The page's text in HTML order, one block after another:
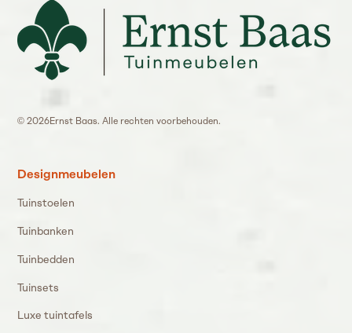
©2026Ernst Baas. Alle rechten voorbehouden.
Designmeubelen
Tuinstoelen
Tuinbanken
Tuinbedden
Tuinsets
Luxe tuintafels